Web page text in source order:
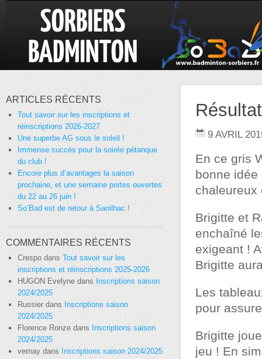
9 AVRIL
En ce gris
bonne idée
chaleureux
Brigitte et
enchaîné
exigeant !
Brigitte
Les
pour
Brigitte
jeu ! En
ARTICLES RÉCENTS
Tout savoir sur les inscriptions et
réinscriptions 2026-2027
Une superbe AG sous le soleil !
Immense succès pour la soirée pétanque
du club !
Encore plus d’avantages la saison
prochaine, et une semaine portes ouvertes
du 22 au 26 juin !
So’Bad est de retour à Sanilhac !
COMMENTAIRES RÉCENTS
Crespo dans Tout savoir sur les
inscriptions et réinscriptions 2025-2026
HUGON Evelyne dans Inscriptions saison
2024/2025
Russierdans Inscriptions saison
2024/2025
Florence Ronze dans Inscriptions saison
2024/2025
vernay dans Inscriptions saison 2024/2025